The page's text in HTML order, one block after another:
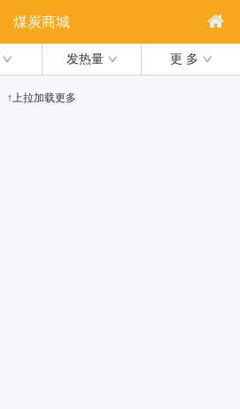
煤炭商城
发热量 更 多
↑上拉加载更多